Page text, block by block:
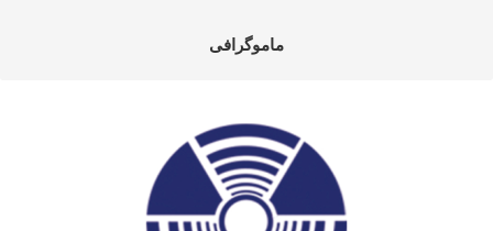
ماموگرافی